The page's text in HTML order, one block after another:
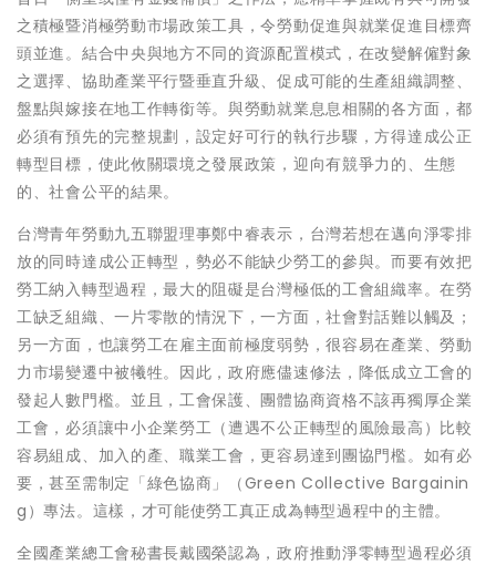
之積極暨消極勞動市場政策工具，令勞動促進與就業促進目標齊
頭並進。結合中央與地方不同的資源配置模式，在改變解僱對象
之選擇、協助產業平行暨垂直升級、促成可能的生產組織調整、
盤點與嫁接在地工作轉銜等。與勞動就業息息相關的各方面，都
必須有預先的完整規劃，設定好可行的執行步驟，方得達成公正
轉型目標，使此攸關環境之發展政策，迎向有競爭力的、生態
的、社會公平的結果。
台灣青年勞動九五聯盟理事鄭中睿表示，台灣若想在邁向淨零排
放的同時達成公正轉型，勢必不能缺少勞工的參與。而要有效把
勞工納入轉型過程，最大的阻礙是台灣極低的工會組織率。在勞
工缺乏組織、一片零散的情況下，一方面，社會對話難以觸及；
另一方面，也讓勞工在雇主面前極度弱勢，很容易在產業、勞動
力市場變遷中被犧牲。因此，政府應儘速修法，降低成立工會的
發起人數門檻。並且，工會保護、團體協商資格不該再獨厚企業
工會，必須讓中小企業勞工（遭遇不公正轉型的風險最高）比較
容易組成、加入的產、職業工會，更容易達到團協門檻。如有必
要，甚至需制定「綠色協商」（Green Collective Bargainin
g）專法。這樣，才可能使勞工真正成為轉型過程中的主體。
全國產業總工會秘書長戴國榮認為，政府推動淨零轉型過程必須